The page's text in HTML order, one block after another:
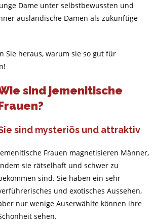
Dame unter selbstbewussten und
ausländische Damen als zukünftige
Sie heraus, warum sie so gut für
sind jemenitische
sind mysteriös und attraktiv
Frauen magnetisieren Männer,
sie rätselhaft und schwer zu
sind. Sie haben ein sehr
und exotisches Aussehen,
nur wenige Auserwählte können ihre
sehen.